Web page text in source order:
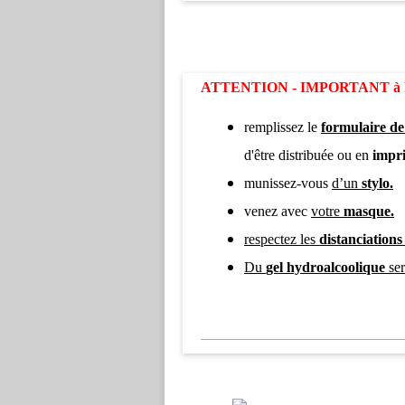
ATTENTION - IMPORTANT à
remplissez le formulaire
d'être distribuée ou en
munissez-vous d’un stylo.
venez avec votre masque.
respectez les distanciations
Du gel hydroalcoolique